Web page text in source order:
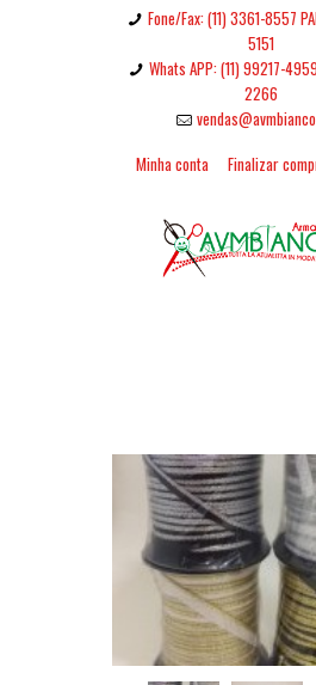
Fone/Fax: (11) 3361-8557
5151
Whats APP: (11) 99217-
2266
Minha conta
Finalizar